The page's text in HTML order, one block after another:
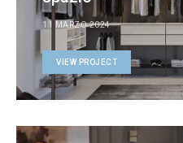
11 MARZO 2024
VIEW PROJECT